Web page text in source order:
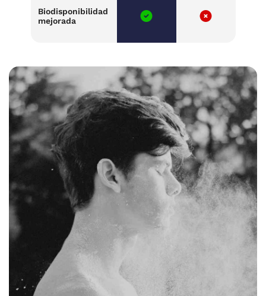
Biodisponibilidad
mejorada